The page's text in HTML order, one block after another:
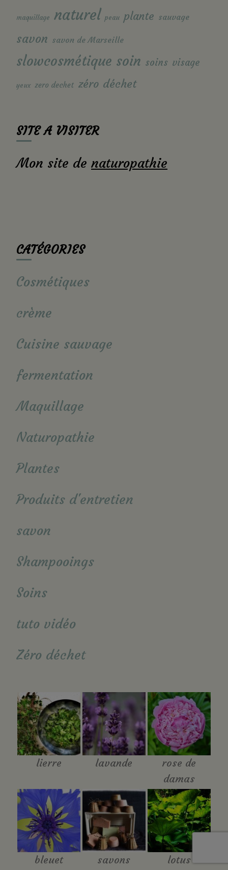
maquillage naturel peau plante sauvage
savon savon de Marseille
slowcosmétique soin soins visage
yeux zero dechet zéro déchet
SITE A VISITER
Mon site de naturopathie
CATÉGORIES
Cosmétiques
crème
Cuisine sauvage
fermentation
Maquillage
Naturopathie
Plantes
Produits d'entretien
savon
Shampooings
Soins
tuto vidéo
Zéro déchet
lierre lavande
rose de
damas
bleuet savons lotus